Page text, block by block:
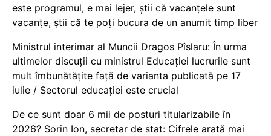
este programul, e mai lejer, știi că vacanțele sunt
vacanţe, știi că te poți bucura de un anumit timp liber
Ministrul interimar al Muncii Dragos Pîslaru: În urma
ultimelor discuții cu ministrul Educației lucrurile sunt
mult îmbunătățite față de varianta publicată pe 17
iulie / Sectorul educației este crucial
De ce sunt doar 6 mii de posturi titularizabile în
2026? Sorin Ion, secretar de stat: Cifrele arată mai